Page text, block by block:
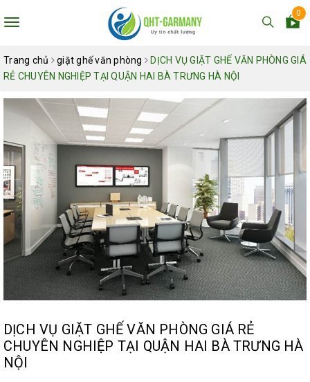
Toggle
0
Trang chủ giặt ghế văn phòng
DỊCH VỤ GIẶT GHẾ VĂN PHÒNG GIÁ
RẺ CHUYÊN NGHIỆP TẠI QUẬN HAI BÀ TRƯNG HÀ NỘI
DỊCH VỤ GIẶT GHẾ VĂN PHÒNG GIÁ RẺ
CHUYÊN NGHIỆP TẠI QUẬN HAI BÀ TRƯNG HÀ
NỘI